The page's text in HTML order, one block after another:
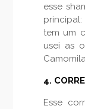
esse
tem um
usei as
4.
Esse